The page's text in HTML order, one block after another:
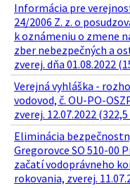
Informácia pre
24/2006 Z. z. o
k oznámeniu o zmene
zber nebezpečných a
zverej. dňa 01.08.2022
Verejná vyhláška -
vodovod, č. OU-PO-
zverej. 12.07.2022
Eliminácia
Gregorovce SO 510-00
začatí vodoprávneho
rokovania, zverej.